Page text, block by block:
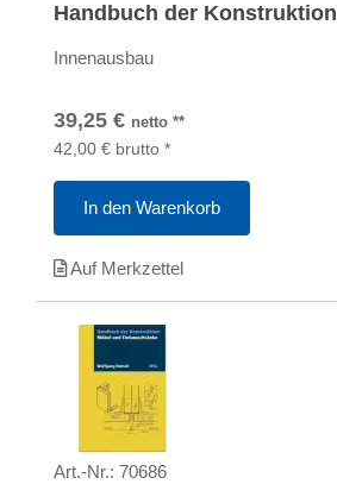
Handbuch der Konstruktion
Innenausbau
39,25 € netto **
42,00 € brutto *
In den Warenkorb
Auf Merkzettel
Art.-Nr.: 70686